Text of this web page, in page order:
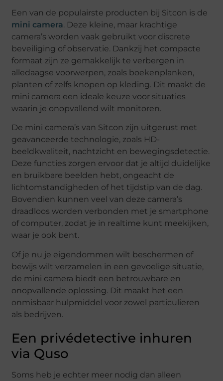
Een van de populairste producten bij Sitcon is de
mini camera. Deze kleine, maar krachtige
camera’s worden vaak gebruikt voor discrete
beveiliging of observatie. Dankzij het compacte
formaat zijn ze gemakkelijk te verbergen in
alledaagse voorwerpen, zoals boekenplanken,
planten of zelfs knopen op kleding. Dit maakt de
mini camera een ideale keuze voor situaties
waarin je onopvallend wilt monitoren.
De mini camera’s van Sitcon zijn uitgerust met
geavanceerde technologie, zoals HD-
beeldkwaliteit, nachtzicht en bewegingsdetectie.
Deze functies zorgen ervoor dat je altijd duidelijke
en bruikbare beelden hebt, ongeacht de
lichtomstandigheden of het tijdstip van de dag.
Bovendien kunnen veel van deze camera’s
draadloos worden verbonden met je smartphone
of computer, zodat je in realtime kunt meekijken,
waar je ook bent.
Of je nu je eigendommen wilt beschermen of
bewijs wilt verzamelen in een gevoelige situatie,
de mini camera biedt een betrouwbare en
onopvallende oplossing. Dit maakt het een
onmisbaar hulpmiddel voor zowel particulieren
als bedrijven.
Een privédetective inhuren
via Quso
Soms heb je echter meer nodig dan alleen